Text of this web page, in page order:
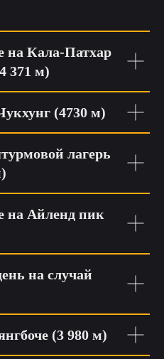
на Кала-Патхар
371 м)
(4730 м)
лагерь
на Айленд пик
на случай
(3 980 м)